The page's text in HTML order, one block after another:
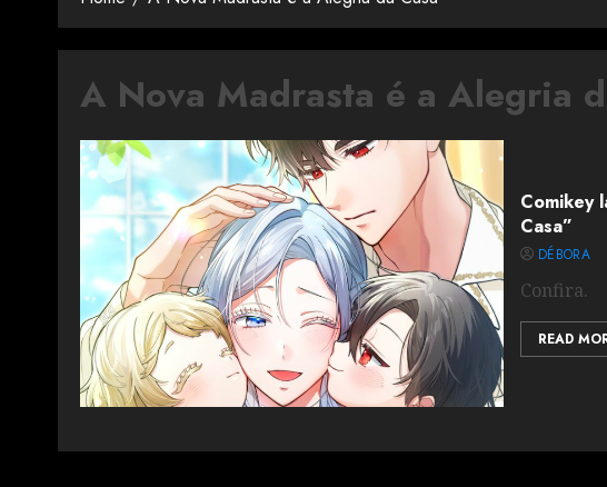
A Nova Madrasta é a Alegria
Comikey
Casa”
DÉBORA
Confira.
READ